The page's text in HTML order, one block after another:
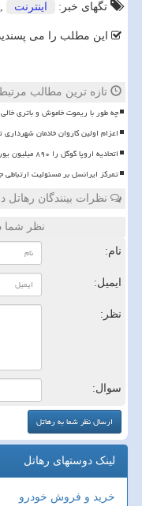
تگهای خبر:
اینترنت ,
این مطلب را می
تازه ترین مطالب
چه طور با ریموت خاموش و باتری
اعزام اولین کاروان خادمان شهرداری
اتحادیه اروپا گوگل را ۸۹۰ میلیون یورو جریمه کرد
تمرکز ایرانسل بر مسئولیت ارتباطی
نظرات بینندگان
نظر شما
نام:
ایمیل:
نظر:
سوال:
لینک دوستهای رهاتل
خرید و فروش خودرو